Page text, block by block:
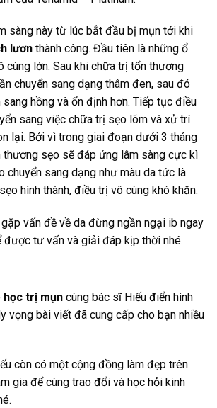
sàng này từ lúc bắt đầu bị mụn tới khi
lươn thành công. Đầu tiên là những ổ
cùng lớn. Sau khi chữa trị tổn thương
chuyển sang dạng thâm đen, sau đó
sang hồng và ổn định hơn. Tiếp tục điều
sang việc chữa trị sẹo lõm và xử trí
lại. Bởi vì trong giai đoạn dưới 3 tháng
thương sẹo sẽ đáp ứng lâm sàng cực kì
chuyển sang dạng như màu da tức là
hình thành, điều trị vô cùng khó khăn.
vấn đề về da đừng ngần ngại ib ngay
được tư vấn và giải đáp kịp thời nhé.
học trị mụn cùng bác sĩ Hiếu điển hình
vọng bài viết đã cung cấp cho bạn nhiều
còn có một cộng đồng làm đẹp trên
gia để cùng trao đổi và học hỏi kinh